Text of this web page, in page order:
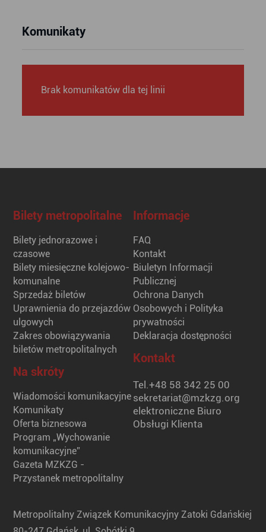
Komunikaty
Brak komunikatów dla tej linii
Bilety metropolitalne
Bilety jednorazowe i
czasowe
Bilety miesięczne kolejowo-
komunalne
Sprzedaż biletów
Uprawnienia do przejazdów
ulgowych
Zakres obowiązywania
biletów metropolitalnych
Na skróty
Wiadomości komunikacyjne
Komunikaty
Oferta biznesowa
Program „Wychowanie
komunikacyjne”
Gazeta MZKZG -
Przystanek metropolitalny
Informacje
FAQ
Kontakt
Biuletyn Informacji
Publicznej
Ochrona Danych
Osobowych i Polityka
prywatności
Deklaracja dostępności
Kontakt
Tel.+48 58 342 25 00
sekretariat@mzkzg.org
elektroniczne Biuro
Obsługi Klienta
Metropolitalny Związek Komunikacyjny Zatoki Gdańskiej